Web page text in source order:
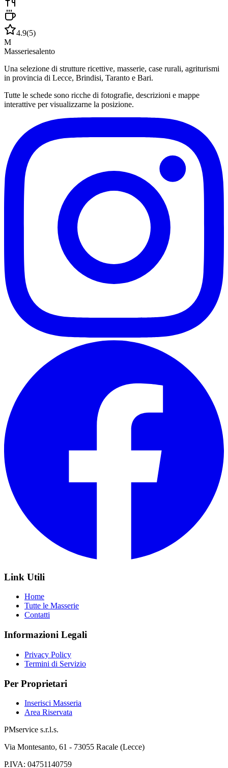
4.9(5)
M
Masseriesalento
Una selezione di strutture ricettive, masserie, case rurali, agriturismi
in provincia di Lecce, Brindisi, Taranto e Bari.
Tutte le schede sono ricche di fotografie, descrizioni e mappe
interattive per visualizzarne la posizione.
Link Utili
Home
Tutte le Masserie
Contatti
Informazioni Legali
Privacy Policy
Termini di Servizio
Per Proprietari
Inserisci Masseria
Area Riservata
PMservice s.r.l.s.
Via Montesanto, 61 - 73055 Racale (Lecce)
P.IVA: 04751140759